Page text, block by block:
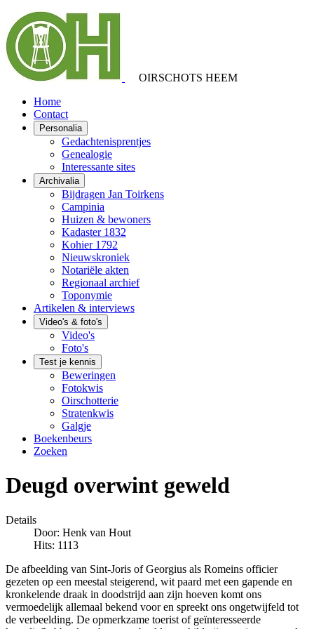
OIRSCHOTS HEEM
Home
Contact
Personalia
Gedachtenisprentjes
Genealogie
Interessante sites
Archivalia
Bijdragen Jan Toirkens
Campinia
Huizen & bewoners
Kadaster 1832
Kohier 1792
Nieuwskroniek
Notariële akten
Regionaal archief
Toponymie
Artikelen & interviews
Video's & foto's
Video's
Foto's
Test je kennis
Beweringen
Fotokwis
Oirschotterie
Stratenkwis
Galgje
Boekenbeurs
Zoeken
Deugd overwint geweld
Details
Door: Henk van Hout
Hits: 1113
De afbeelding van Sint-Joris of Georgius als Romeins officier
gezeten op een meestal steigerend, wit paard met een gapende en
kronkelende draak in doodstrijd aan zijn hoeven komt ons
vermoedelijk allemaal bekend voor en spreekt ons ongetwijfeld tot
de verbeelding. De opmerkzame toerist of geïnteresseerde